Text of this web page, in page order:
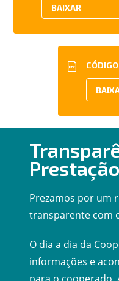
PDF
Prezamos por um
transparente com
O dia a dia da
informações e